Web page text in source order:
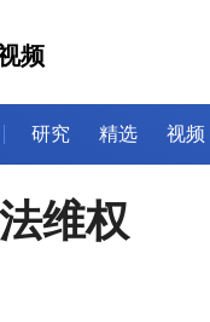
频
研究 精选 视频
维权